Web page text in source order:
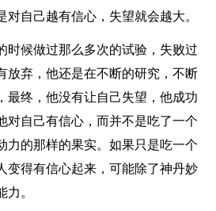
对自己越有信心，失望就会越大。
时候做过那么多次的试验，失败过
放弃，他还是在不断的研究，不断
最终，他没有让自己失望，他成功
对自己有信心，而并不是吃了一个
力的那样的果实。如果只是吃一个
变得有信心起来，可能除了神丹妙
。